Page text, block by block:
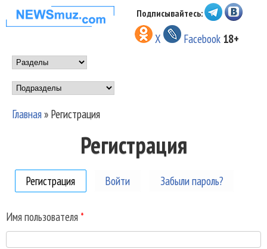
Перейти к основному
содержанию
НОВОСТИ
МУЗЫКИ И
ШОУ БИЗНЕСА
NEWSMUZ.COM
Подписывайтесь:
X Facebook 18+
Main menu
Подразделы
Главная» Регистрация
Регистрация
Регистрация (активная вкладка)
Войти Забыли пароль?
Имя пользователя *